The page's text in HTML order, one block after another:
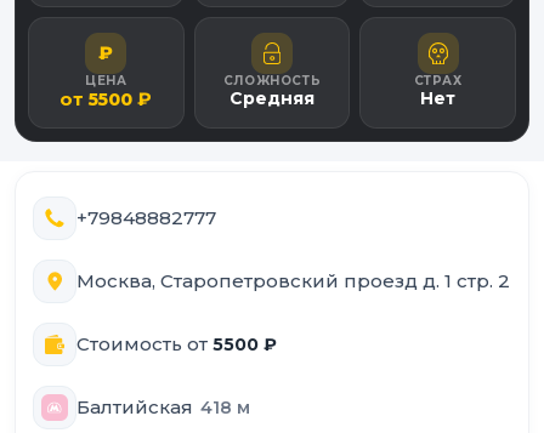
₽
ЦЕНА
от5500 ₽
СЛОЖНОСТЬ
Средняя
СТРАХ
Нет
+79848882777
Москва, Старопетровский проезд д. 1 стр. 2
Стоимость от 5500 ₽
Балтийская 418 м